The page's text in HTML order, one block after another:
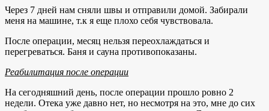
Через 7 дней нам сняли швы и отправили домой. Забирали
меня на машине, т.к я еще плохо себя чувствовала.
После операции, месяц нельзя переохлаждаться и
перегреваться. Баня и сауна противопоказаны.
Реабилитация после операции
На сегодняшний день, после операции прошло ровно 2
недели. Отека уже давно нет, но несмотря на это, мне до сих